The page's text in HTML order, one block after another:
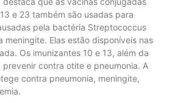
e 23 também são usadas para
pela bactéria Streptococcus
meningite. Elas estão disponíveis nas
Os imunizantes 10 e 13, além da
prevenir contra otite e pneumonia. A
contra pneumonia, meningite,